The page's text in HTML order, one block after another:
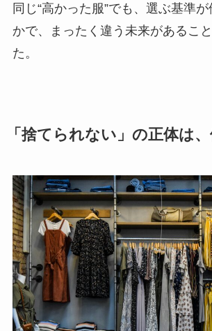
同じ“高かった服”でも、選ぶ基準
かで、まったく違う未来があるこ
た。
「捨てられない」の正体は